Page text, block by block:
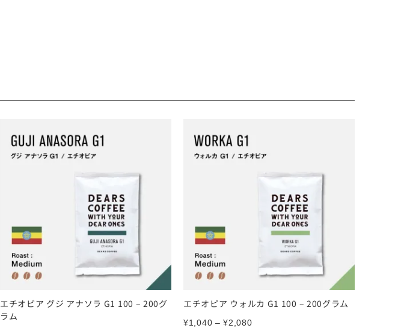
エチオピア グジ アナソラ G1 100 – 200グ
ラム
エチオピア ウォルカ G1 100 – 200グラム
¥1,040 –¥2,080